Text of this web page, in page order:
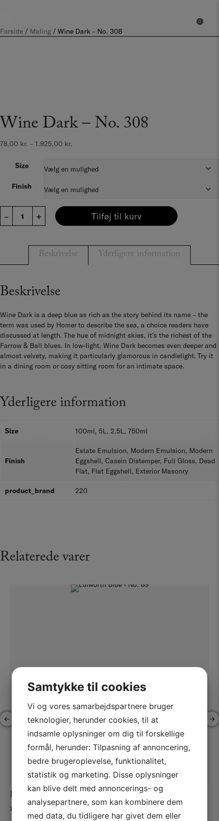
0
0
Forside / Maling / Wine Dark – No. 308
Wine Dark – No. 308
78,00 kr. – 1.925,00 kr.
1.925,00 kr.
Size
Finish
– + Tilføj til kurv
Beskrivelse Yderligere information
Beskrivelse
Wine Dark is a deep blue as rich as the story behind its name – the
term was used by Homer to describe the sea, a choice readers have
discussed at length. The hue of midnight skies, it’s the richest of the
Farrow & Ball blues. In low-light, Wine Dark becomes even deeper and
almost velvety, making it particularly glamorous in candlelight. Try it
in a dining room or cosy sitting room for an intimate space.
Yderligere information
Size 100ml, 5L, 2.5L, 750ml
Finish
Estate Emulsion, Modern Emulsion, Modern
Eggshell, Casein Distemper, Full Gloss, Dead
Flat, Flat Eggshell, Exterior Masonry
product_brand 220
Relaterede varer
Lulworth Blue – No. 89
78,00 1.925,00
Prisinterval:
78,00 kr.
Samtykke til cookies
Vi og vores samarbejdspartnere bruger
teknologier, herunder cookies, til at
indsamle oplysninger om dig til forskellige
formål, herunder: Tilpasning af annoncering,
bedre brugeroplevelse, funktionalitet,
statistik og marketing. Disse oplysninger
kan blive delt med annoncerings- og
analysepartnere, som kan kombinere dem
med data, du tidligere har givet dem eller